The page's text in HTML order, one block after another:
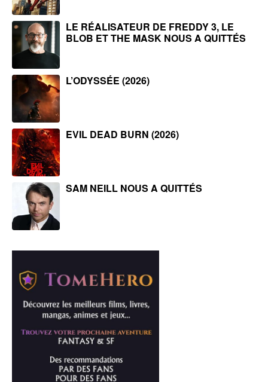
LE RÉALISATEUR DE FREDDY 3, LE
BLOB ET THE MASK NOUS A QUITTÉS
L’ODYSSÉE (2026)
EVIL DEAD BURN (2026)
SAM NEILL NOUS A QUITTÉS